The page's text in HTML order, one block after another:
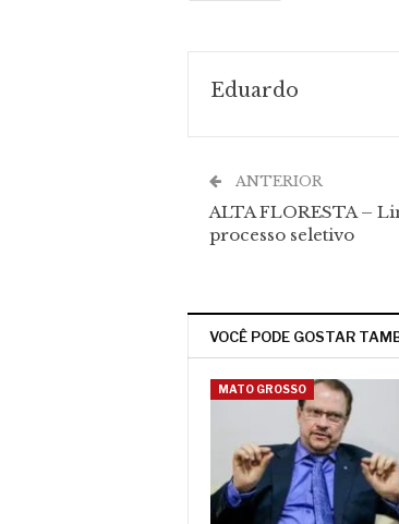
Eduardo
ANTERIOR
ALTA FLORESTA –
processo seletivo
VOCÊ PODE GOSTAR
MATO GROSSO